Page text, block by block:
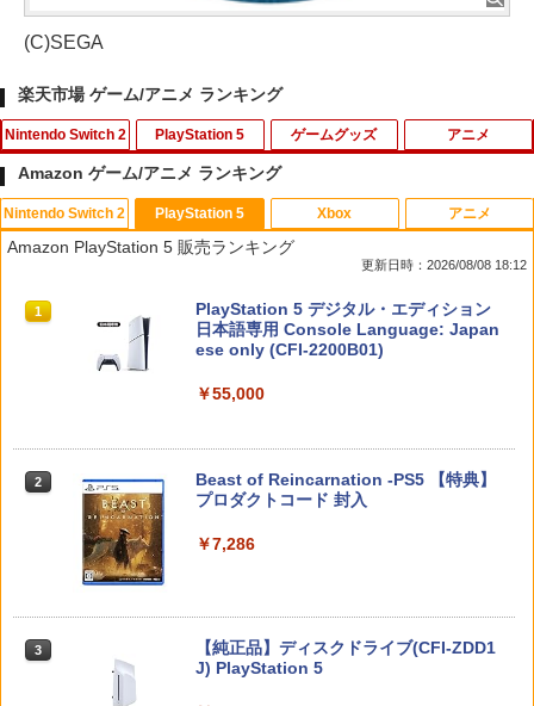
(C)SEGA
楽天市場 ゲーム/アニメ ランキング
Nintendo Switch 2
1
【特典】ファイナルファンタジー レゾナ
ンス Switch2版(【初回封入特典】魔導
船＆かけだし騎士の応援パック・かけだ
￥6,910
￥7,128
h2 収納 Joy-Con収納対応 Nintendo Sw
itch2専用 撥水 ブラック/ホワイト
PlayStation 5
1
PRO FREAK V2 Cheeky (通常版) モデ
ル プロフリーク PS5 PS4 NS proチーキ
ー 凹型 FPS 無段階高さ調節 profreek バ
ロコン対応【定形外郵便のみ送料無料】
Playstation 5特許取得済み日本製しまリ
ス堂
￥1,999
2
送料無料Battlefield™ 6（バトルフィー
ルド6） 【予約特典】DLC「トゥームス
り ＆ 記念カード & LEDライト 同梱 - PS
ゲームグッズ アニメ
1
アニプレックス ブルーレイディスク
劇場版「鬼滅の刃」無限列車編 通常版
【送料無料】劇場版「鬼滅の刃」無限城
￥4,400
￥4,648
Amazon ゲーム/アニメ ランキング
Nintendo Switch 2
1
スプラトゥーン レイダース|オンライン
コード版
2 スプラトゥーン レイダース -Switch2
3 Nintendo Switch 2(日本語・国内専用)
PlayStation 5
Amazon PlayStation 5 販売ランキング
更新日時：2026/08/08 18:12
1
PlayStation 5 デジタル・エディション
日本語専用 Console Language: Japan
ese only (CFI-2200B01)
￥55,000
2
Beast of Reincarnation -PS5 【特典】
プロダクトコード 封入
￥7,286
3
【純正品】ディスクドライブ(CFI-ZDD1
J) PlayStation 5
Xbox アニメ